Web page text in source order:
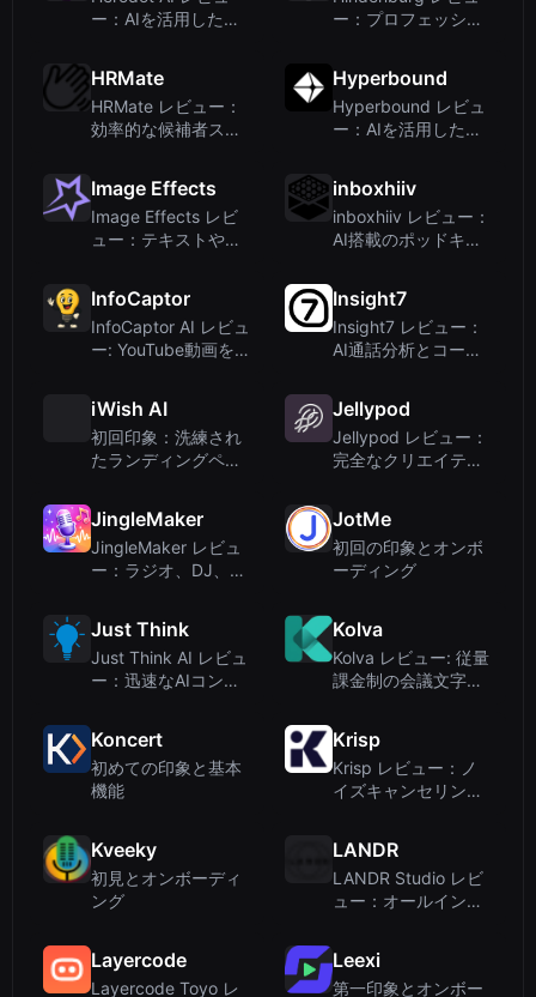
ー：AIを活用したオ
ー：プロフェッショ
HRMate
HRMate レビュー：
効率的な候補者スク
Hyperbound
Hyperbound レビュ
ー：AIを活用した営
ォーム
Image Effects
Image Effects レビ
ュー：テキストや画
inboxhiiv
inboxhiiv レビュー：
AI搭載のポッドキャ
InfoCaptor
InfoCaptor AI レビュ
ー: YouTube動画をビ
Insight7
Insight7 レビュー：
AI通話分析とコーチ
iWish AI
初回印象：洗練され
たランディングペー
Jellypod
Jellypod レビュー：
完全なクリエイティ
ト作成
JingleMaker
JingleMaker レビュ
ー：ラジオ、DJ、ポ
JotMe
初回の印象とオンボ
ーディング
Just Think
Just Think AI レビュ
ー：迅速なAIコンサ
Kolva
Kolva レビュー: 従量
課金制の会議文字起
Koncert
初めての印象と基本
機能
Krisp
Krisp レビュー：ノ
イズキャンセリング
スタント
Kveeky
初見とオンボーディ
ング
LANDR
LANDR Studio レビ
ュー：オールインワ
フォーム
Layercode
Layercode Toyo レ
Leexi
第一印象とオンボー